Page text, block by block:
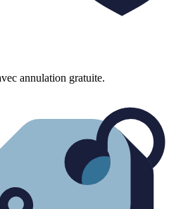
annulation gratuite.